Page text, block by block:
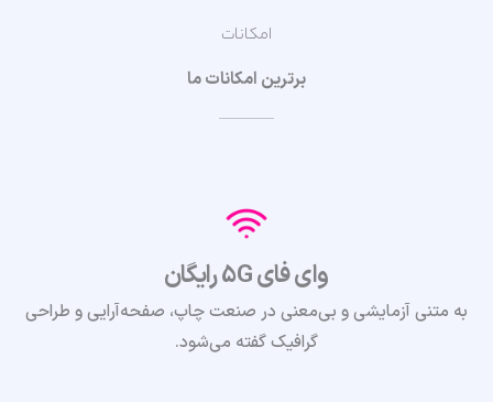
امکانات
برترین امکانات ما
وای فای 5G رایگان
به متنی آزمایشی و بی‌معنی در صنعت چاپ، صفحه‌آرایی و طراحی
گرافیک گفته می‌شود.